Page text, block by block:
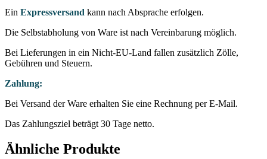
Ein Expressversand kann nach Absprache erfolgen.
Die Selbstabholung von Ware ist nach Vereinbarung möglich.
Bei Lieferungen in ein Nicht-EU-Land fallen zusätzlich Zölle,
Gebühren und Steuern.
Zahlung:
Bei Versand der Ware erhalten Sie eine Rechnung per E-Mail.
Das Zahlungsziel beträgt 30 Tage netto.
Ähnliche Produkte